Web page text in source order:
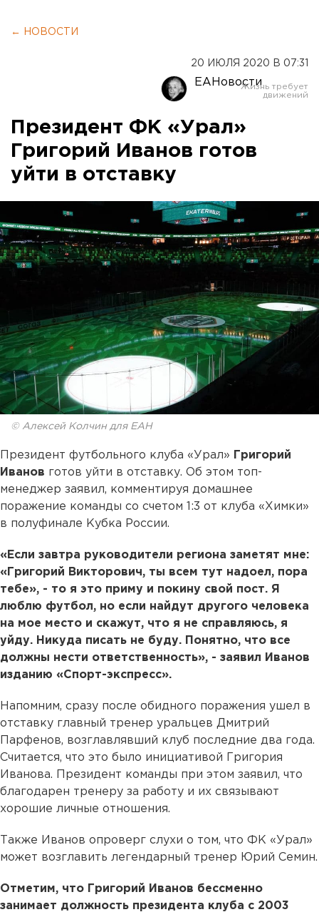
← НОВОСТИ
20 ИЮЛЯ 2020 В 07:31
ЕАНовости
Президент ФК «Урал»
Григорий Иванов готов
уйти в отставку
© Алексей Колчин для ЕАН
Президент футбольного клуба «Урал»
Григорий
Иванов готов уйти в отставку. Об этом топ-
менеджер заявил, комментируя домашнее
поражение команды со счетом 1:3 от клуба «Химки»
в полуфинале Кубка России.
«Если завтра руководители региона заметят мне:
«Григорий Викторович, ты всем тут надоел, пора
тебе», - то я это приму и покину свой пост. Я
люблю футбол, но если найдут другого человека
на мое место и скажут, что я не справляюсь, я
уйду. Никуда писать не буду. Понятно, что все
должны нести ответственность», - заявил Иванов
изданию «Спорт-экспресс».
Напомним, сразу после обидного поражения ушел в
отставку главный тренер уральцев Дмитрий
Парфенов, возглавлявший клуб последние два года.
Считается, что это было инициативой Григория
Иванова. Президент команды при этом заявил, что
благодарен тренеру за работу и их связывают
хорошие личные отношения.
Также Иванов опроверг слухи о том, что ФК «Урал»
может возглавить легендарный тренер Юрий Семин.
Отметим, что Григорий Иванов бессменно
занимает должность президента клуба с 2003